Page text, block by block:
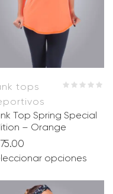
tops
Top Spring Special
– Orange
opciones